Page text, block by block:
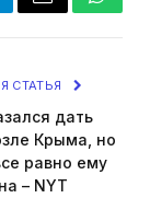
Email
СТАТЬЯ
дать
Крыма, но
равно ему
– NYT